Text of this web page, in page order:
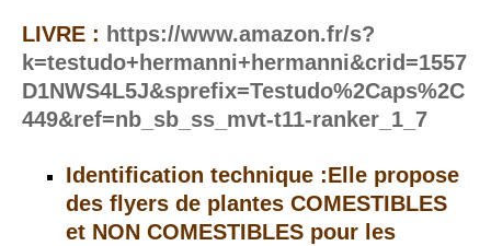
LIVRE : https://www.amazon.fr/s?
k=testudo+hermanni+hermanni&crid=1557
D1NWS4L5J&sprefix=Testudo%2Caps%2C
449&ref=nb_sb_ss_mvt-t11-ranker_1_7
Identification technique :Elle propose
des flyers de plantes COMESTIBLES
et NON COMESTIBLES pour les